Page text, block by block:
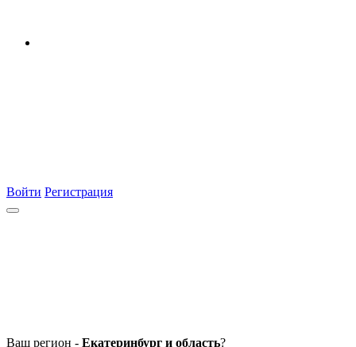
Войти Регистрация
Ваш регион - Екатеринбург и область?